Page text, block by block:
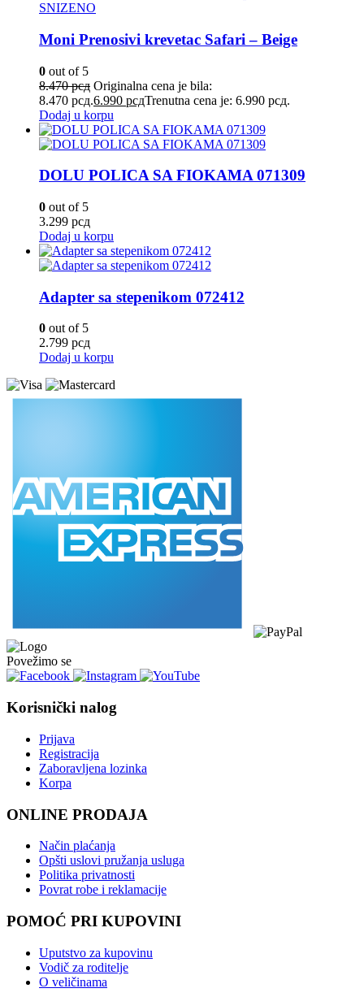
SNIZENO
Moni Prenosivi krevetac Safari – Beige
0 out of 5
8.470рсд Originalna cena je bila:
8.470 рсд.6.990 рсдTrenutna cena je: 6.990 рсд.
Dodaj u korpu
DOLU POLICA SA FIOKAMA 071309
0 out of 5
3.299 рсд
Dodaj u korpu
Adapter sa stepenikom 072412
0 out of 5
2.799 рсд
Dodaj u korpu
Povežimo se
Korisnički nalog
Prijava
Registracija
Zaboravljena lozinka
Korpa
ONLINE PRODAJA
Način plaćanja
Opšti uslovi pružanja usluga
Politika privatnosti
Povrat robe i reklamacije
POMOĆ PRI KUPOVINI
Uputstvo za kupovinu
Vodič za roditelje
O veličinama